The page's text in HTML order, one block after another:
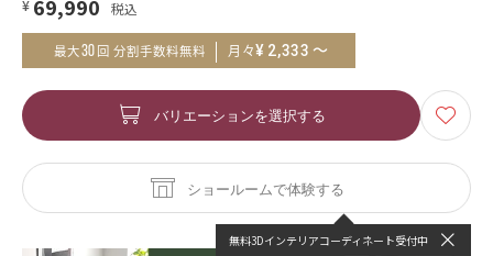
¥ 69,990
最大30 回 分割手数料無料 月々¥ 2,333 ～
バリエーションを選択する
ショールームで体験する
無料3Dインテリアコーディネート受付中